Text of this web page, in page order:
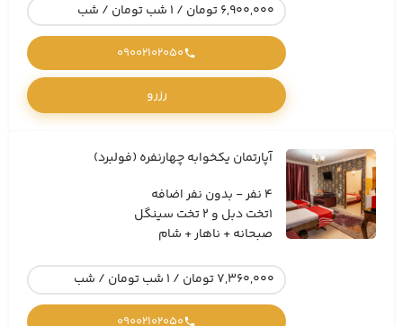
6,900,000 تومان / 1 شب تومان / شب
09002102050
رزرو
آپارتمان یکخوابه چهارنفره (فولبرد)
4 نفر - بدون نفر اضافه
1تخت دبل و 2 تخت سینگل
صبحانه + ناهار + شام
7,360,000 تومان / 1 شب تومان / شب
09002102050